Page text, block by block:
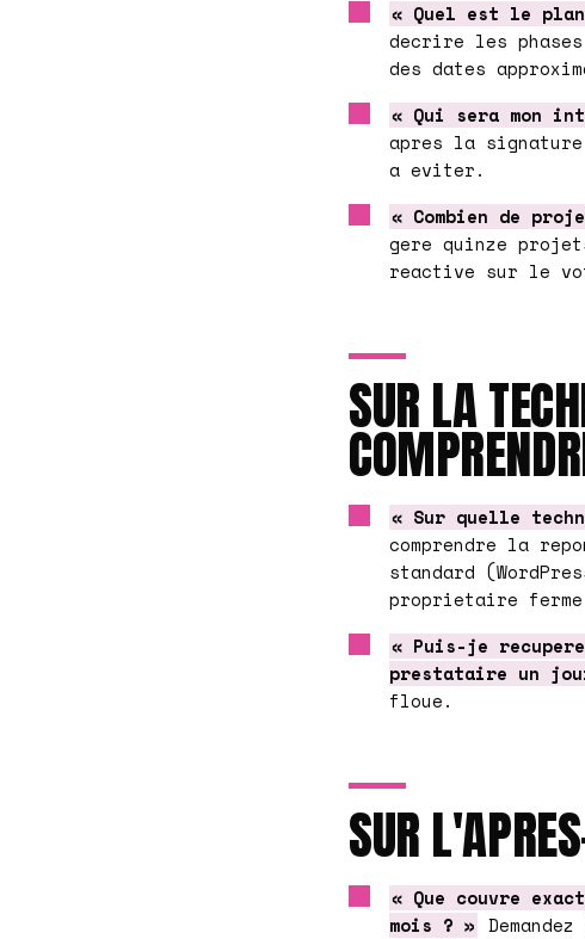
« Quel est le
decrire les
des dates
« Qui sera mon
apres la
a eviter.
« Combien de
gere quinze
reactive sur le
SUR LA
« Sur quelle
comprendre la
standard
proprietaire
« Puis-je
prestataire un
floue.
SUR
« Que couvre
mois ? »